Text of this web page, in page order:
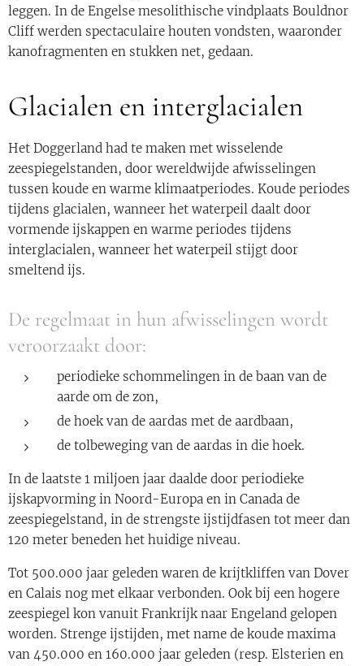
leggen. In de Engelse mesolithische vindplaats Bouldnor
Cliff werden spectaculaire houten vondsten, waaronder
kanofragmenten en stukken net, gedaan.
Glacialen en interglacialen
Het Doggerland had te maken met wisselende
zeespiegelstanden, door wereldwijde afwisselingen
tussen koude en warme klimaatperiodes. Koude periodes
tijdens glacialen, wanneer het waterpeil daalt door
vormende ijskappen en warme periodes tijdens
interglacialen, wanneer het waterpeil stijgt door
smeltend ijs.
De regelmaat in hun afwisselingen wordt
veroorzaakt door:
periodieke schommelingen in de baan van de
aarde om de zon,
de hoek van de aardas met de aardbaan,
de tolbeweging van de aardas in die hoek.
In de laatste 1 miljoen jaar daalde door periodieke
ijskapvorming in Noord-Europa en in Canada de
zeespiegelstand, in de strengste ijstijdfasen tot meer dan
120 meter beneden het huidige niveau.
Tot 500.000 jaar geleden waren de krijtkliffen van Dover
en Calais nog met elkaar verbonden. Ook bij een hogere
zeespiegel kon vanuit Frankrijk naar Engeland gelopen
worden. Strenge ijstijden, met name de koude maxima
van 450.000 en 160.000 jaar geleden (resp. Elsterien en